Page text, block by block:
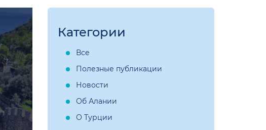
Категории
Все
Полезные публикации
Новости
Об Алании
О Турции